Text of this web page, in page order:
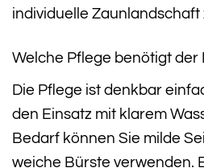
individuelle Zaunlandschaft
Welche Pflege benötigt der
Die Pflege ist denkbar
den Einsatz mit klarem
Bedarf können Sie milde
weiche Bürste verwenden.